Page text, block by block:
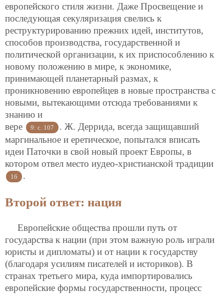
европейского стиля жизни. Даже Просвещение и
последующая секуляризация свелись к
реструктурированию прежних идей, институтов,
способов производства, государственной и
политической организации, к их приспособлению к
новому положению в мире, к экономике,
принимающей планетарный размах, к
проникновению европейцев в новые пространства с
новыми, вытекающими отсюда требованиями к
знанию и
вере
9: с. 107
. Ж. Деррида, всегда защищавший
маргинальное и еретическое, попытался вписать
идеи Паточки в свой новый проект Европы, в
котором отвел место иудео-христианской традиции
16 .
Второй ответ: нация
Европейские общества прошли путь от
государства к нации (при этом важную роль играли
юристы и дипломаты) и от нации к государству
(благодаря усилиям писателей и историков). В
странах третьего мира, куда импортировались
европейские формы государственности, процесс